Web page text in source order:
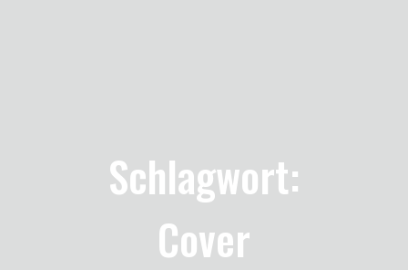
Schlagwort:
Cover